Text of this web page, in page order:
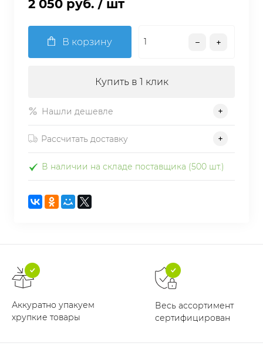
2 050 руб. / шт
В корзину
Купить в 1 клик
Нашли дешевле
Рассчитать доставку
В наличии на складе поставщика (500 шт.)
Аккуратно упакуем
хрупкие товары
Весь ассортимент
сертифицирован